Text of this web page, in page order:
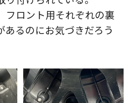
フロント用それぞれの裏
あるのにお気づきだろう